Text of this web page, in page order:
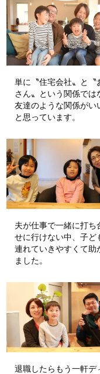
単に〝住宅会社〟と〝
さん〟という関係では
友達のような関係がい
と思っています。
夫が仕事で一緒に打ち
せに行けない中、子ど
連れていきやすくて助
ました。
退職したらもう一軒デ